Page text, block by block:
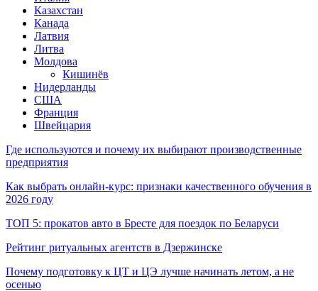
Казахстан
Канада
Латвия
Литва
Молдова
Кишинёв
Нидерланды
США
Франция
Швейцария
Где используются и почему их выбирают производственные
предприятия
Как выбрать онлайн-курс: признаки качественного обучения в
2026 году
ТОП 5: прокатов авто в Бресте для поездок по Беларуси
Рейтинг ритуальных агентств в Дзержинске
Почему подготовку к ЦТ и ЦЭ лучше начинать летом, а не
осенью